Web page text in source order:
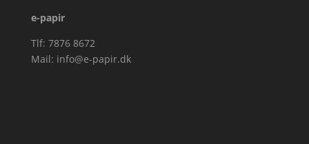
e-papir
Tlf: 7876 8672
Mail: info@e-papir.dk